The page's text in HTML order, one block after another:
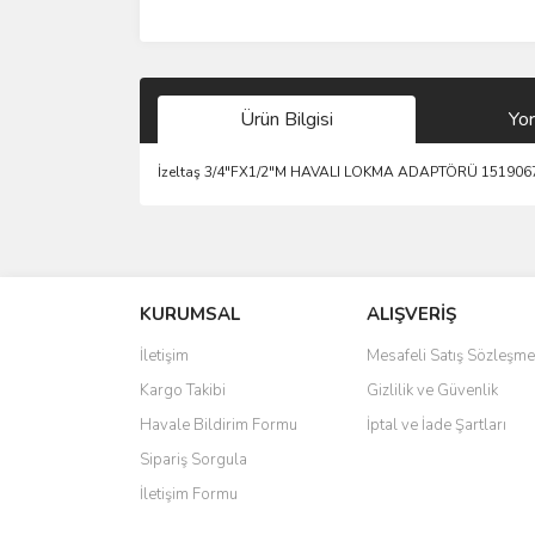
Ürün Bilgisi
İzeltaş 3/4"FX1/2"M HAVALI LOKMA ADAPTÖRÜ
Ürün resmi kalitesiz, bozuk veya görüntülenemiyor.
Ürün açıklamasında eksik bilgiler bulunuyor.
Ürün bilgilerinde hatalar bulunuyor.
Ürün fiyatı diğer sitelerden daha pahalı.
Bu ürüne benzer farklı alternatifler olmalı.
KURUMSAL
İletişim
Kargo Takibi
Havale Bildirim Formu
Sipariş Sorgula
İletişim Formu
ALIŞVERİŞ
Mesafeli Satış
Gizlilik ve Güvenlik
İptal ve İade Şartları